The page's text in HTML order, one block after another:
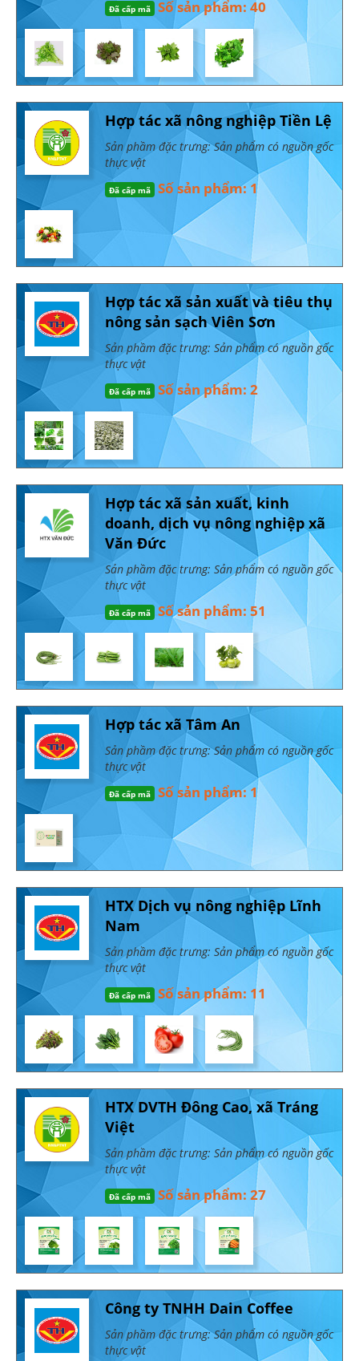
Đã cấp mã Số sản phẩm: 40
Hợp tác xã nông nghiệp Tiền Lệ
Sản phầm đặc trưng: Sản phẩm có nguồn gốc
thực vật
Đã cấp mã Số sản phẩm: 1
Hợp tác xã sản xuất và tiêu thụ
nông sản sạch Viên Sơn
Sản phầm đặc trưng: Sản phẩm có nguồn gốc
thực vật
Đã cấp mã Số sản phẩm: 2
Hợp tác xã sản xuất, kinh
doanh, dịch vụ nông nghiệp xã
Văn Đức
Sản phầm đặc trưng: Sản phẩm có nguồn gốc
thực vật
Đã cấp mã Số sản phẩm: 51
Hợp tác xã Tâm An
Sản phầm đặc trưng: Sản phẩm có nguồn gốc
thực vật
Đã cấp mã Số sản phẩm: 1
HTX Dịch vụ nông nghiệp Lĩnh
Nam
Sản phầm đặc trưng: Sản phẩm có nguồn gốc
thực vật
Đã cấp mã Số sản phẩm: 11
HTX DVTH Đông Cao, xã Tráng
Việt
Sản phầm đặc trưng: Sản phẩm có nguồn gốc
thực vật
Đã cấp mã Số sản phẩm: 27
Công ty TNHH Dain Coffee
Sản phầm đặc trưng: Sản phẩm có nguồn gốc
thực vật